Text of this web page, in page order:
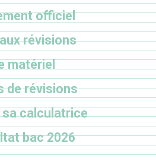
officiel
révisions
matériel
de révisions
sa calculatrice
bac 2026